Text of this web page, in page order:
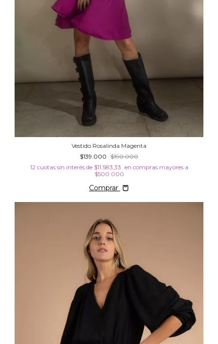
Vestido Rosalinda Magenta
$139.000 $190.000
12 cuotas sin interés de $11.583,33
Comprar